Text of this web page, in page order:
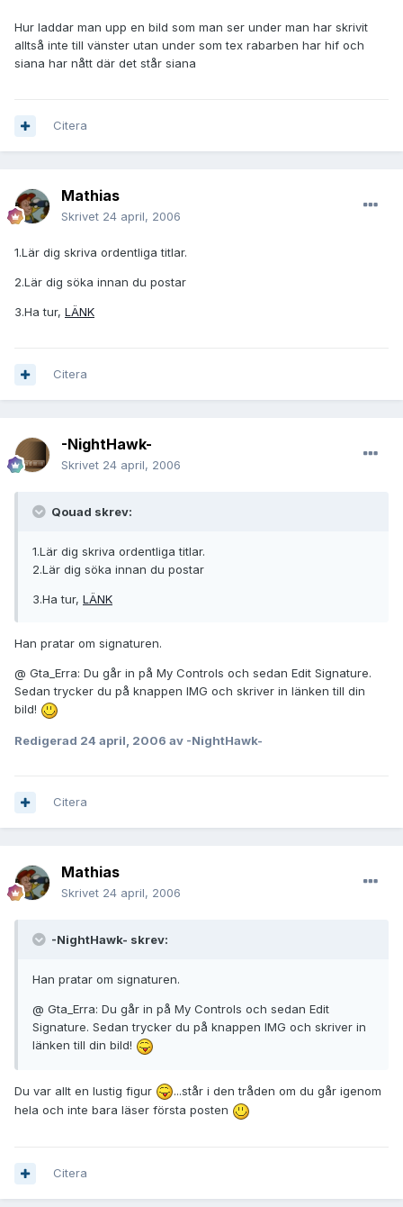
Hur laddar man upp en bild som man ser under man har skrivit
alltså inte till vänster utan under som tex rabarben har hif och
siana har nått där det står siana
Citera
Mathias
Skrivet 24 april, 2006
1.Lär dig skriva ordentliga titlar.
2.Lär dig söka innan du postar
3.Ha tur, LÄNK
Citera
-NightHawk-
Skrivet 24 april, 2006
Qouad skrev:
1.Lär dig skriva ordentliga titlar.
2.Lär dig söka innan du postar
3.Ha tur, LÄNK
Han pratar om signaturen.
@ Gta_Erra: Du går in på My Controls och sedan Edit Signature.
Sedan trycker du på knappen IMG och skriver in länken till din
bild!
Redigerad 24 april, 2006 av -NightHawk-
Citera
Mathias
Skrivet 24 april, 2006
-NightHawk- skrev:
Han pratar om signaturen.
@ Gta_Erra: Du går in på My Controls och sedan Edit
Signature. Sedan trycker du på knappen IMG och skriver in
länken till din bild!
Du var allt en lustig figur
...står i den tråden om du går igenom
hela och inte bara läser första posten
Citera